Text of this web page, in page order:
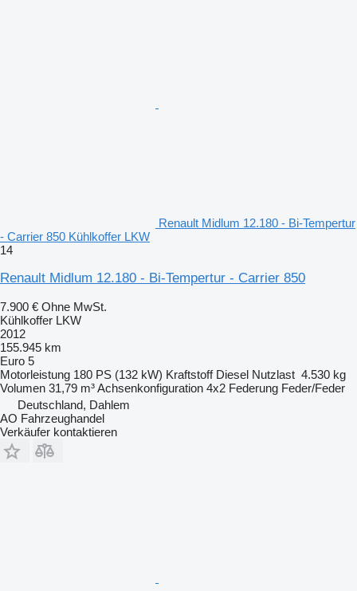
Renault Midlum 12.180 - Bi-Tempertur
- Carrier 850 Kühlkoffer LKW
14
Renault Midlum 12.180 - Bi-Tempertur - Carrier 850
7.900 € Ohne MwSt.
Kühlkoffer LKW
2012
155.945 km
Euro 5
Motorleistung 180 PS (132 kW) Kraftstoff Diesel Nutzlast 4.530 kg
Volumen 31,79 m³Achsenkonfiguration 4x2 Federung Feder/Feder
Deutschland, Dahlem
AO Fahrzeughandel
Verkäufer kontaktieren